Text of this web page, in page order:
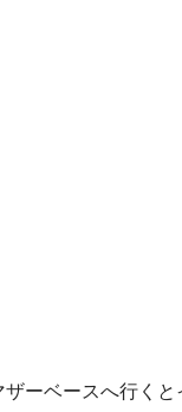
ーベースへ行くと